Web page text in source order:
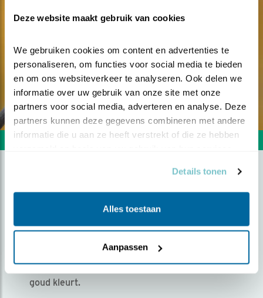
Deze website maakt gebruik van cookies
We gebruiken cookies om content en advertenties te
personaliseren, om functies voor social media te bieden
en om ons websiteverkeer te analyseren. Ook delen we
informatie over uw gebruik van onze site met onze
partners voor social media, adverteren en analyse. Deze
partners kunnen deze gegevens combineren met andere
informatie die u aan ze heeft verstrekt of die ze hebben
Details tonen
Alles toestaan
Aanpassen
Volgende foto Vorige foto
HERFSTMUZIEK IN DE
VIJGENBOOM
Door Inge Montfroy | Geplaatst op woensdag 26
509 views
Een roodborstje zingt terwijl het licht langzaam
goud kleurt.